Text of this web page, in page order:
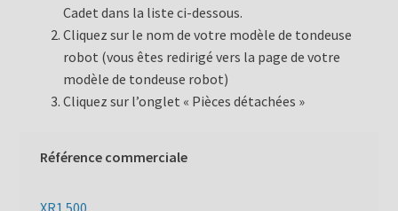
Cadet dans la liste ci-dessous.
Cliquez sur le nom de votre modèle de tondeuse
robot (vous êtes redirigé vers la page de votre
modèle de tondeuse robot)
Cliquez sur l’onglet « Pièces détachées »
Référence commerciale